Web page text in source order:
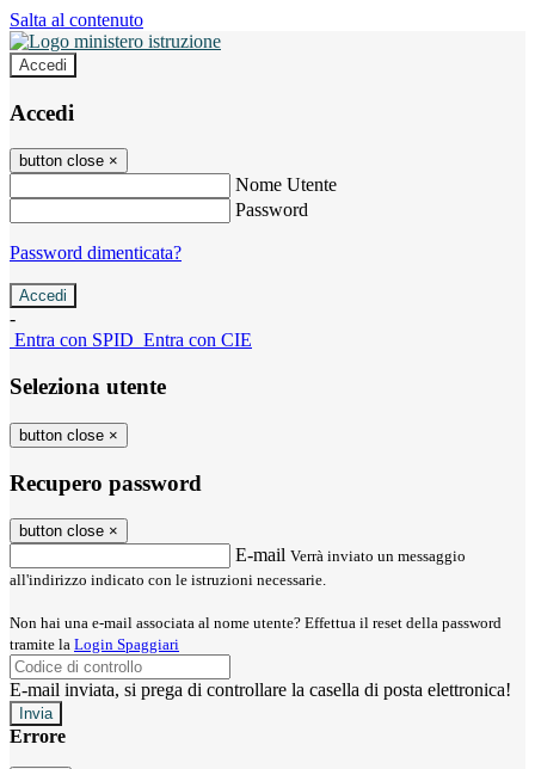
Salta al contenuto
Accedi
Accedi
button close ×
Nome Utente
Password
Password dimenticata?
-
Entra con SPID Entra con CIE
Seleziona utente
button close ×
Recupero password
button close ×
E-mail Verrà inviato un messaggio
all'indirizzo indicato con le istruzioni necessarie.
Non hai una e-mail associata al nome utente? Effettua il reset della password
tramite la Login Spaggiari
E-mail inviata, si prega di controllare la casella di posta elettronica!
Errore